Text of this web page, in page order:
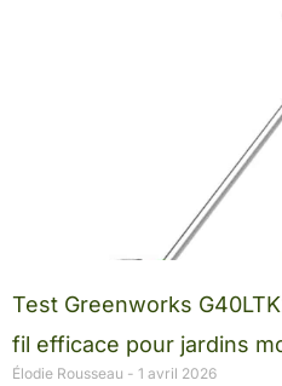
Test Greenworks
fil efficace pour jardins
Élodie Rousseau 1 avril 2026